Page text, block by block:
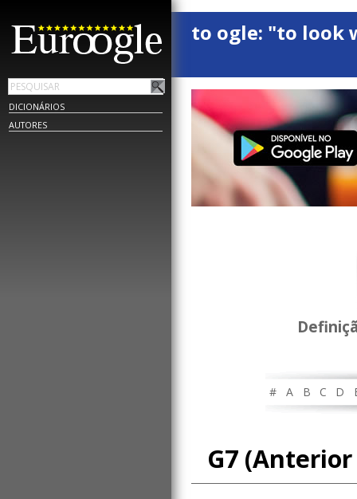
DICIONÁRIOS
AUTORES
to ogle: "to look
# A B C D
G7 (Anterior